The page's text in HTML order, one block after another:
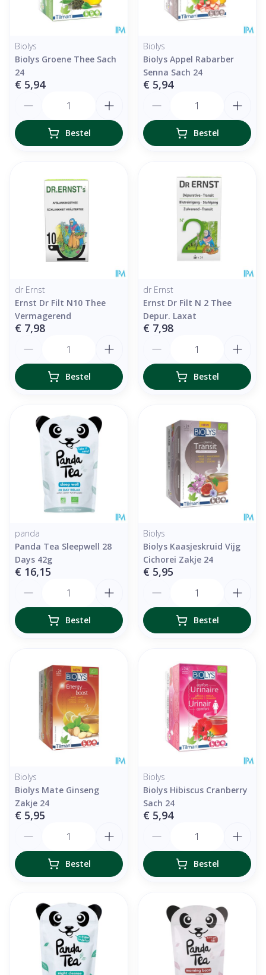
Biolys
Biolys Groene Thee Sach
24
€ 5,94
Bestel
Biolys
Biolys Appel Rabarber
Senna Sach 24
€ 5,94
Bestel
dr Ernst
Ernst Dr Filt N10 Thee
Vermagerend
€ 7,98
Bestel
dr Ernst
Ernst Dr Filt N 2 Thee
Depur. Laxat
€ 7,98
Bestel
panda
Panda Tea Sleepwell 28
Days 42g
€ 16,15
Bestel
Biolys
Biolys Kaasjeskruid Vijg
Cichorei Zakje 24
€ 5,95
Bestel
Biolys
Biolys Mate Ginseng
Zakje 24
€ 5,95
Bestel
Biolys
Biolys Hibiscus Cranberry
Sach 24
€ 5,94
Bestel